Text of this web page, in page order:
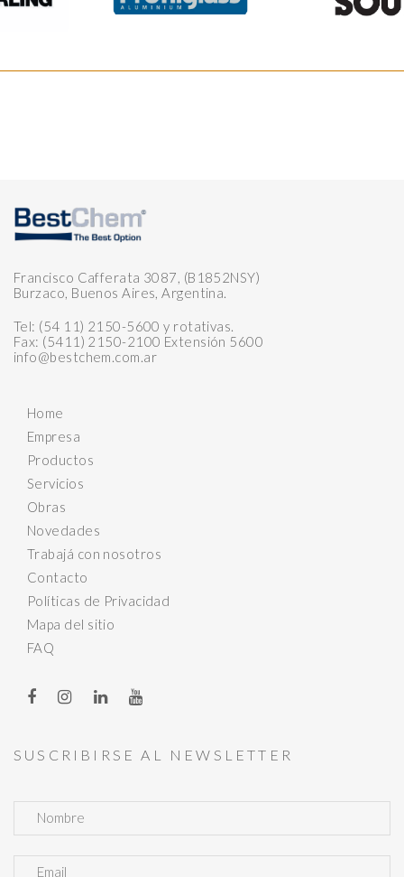
Francisco Cafferata 3087, (B1852NSY)
Burzaco, Buenos Aires, Argentina.
Tel: (54 11) 2150-5600 y rotativas.
Fax: (5411) 2150-2100 Extensión 5600
info@bestchem.com.ar
Home
Empresa
Productos
Servicios
Obras
Novedades
Trabajá con nosotros
Contacto
Políticas de Privacidad
Mapa del sitio
FAQ
SUSCRIBIRSE AL NEWSLETTER